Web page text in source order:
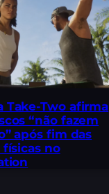
Take-Two afirma
“não fazem
após fim das
no